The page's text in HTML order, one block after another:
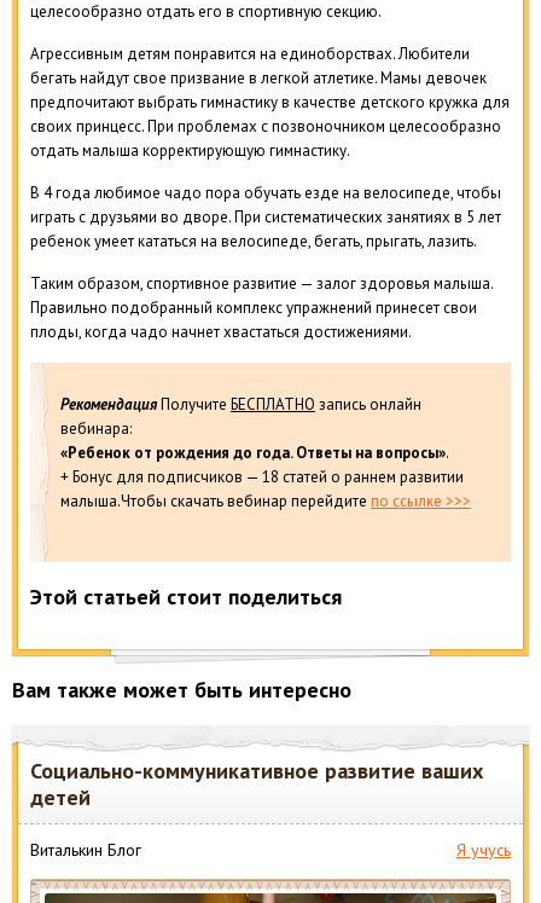
целесообразно отдать его в спортивную секцию.
Агрессивным детям понравится на единоборствах. Любители
бегать найдут свое призвание в легкой атлетике. Мамы девочек
предпочитают выбрать гимнастику в качестве детского кружка для
своих принцесс. При проблемах с позвоночником целесообразно
отдать малыша корректирующую гимнастику.
В 4 года любимое чадо пора обучать езде на велосипеде, чтобы
играть с друзьями во дворе. При систематических занятиях в 5 лет
ребенок умеет кататься на велосипеде, бегать, прыгать, лазить.
Таким образом, спортивное развитие — залог здоровья малыша.
Правильно подобранный комплекс упражнений принесет свои
плоды, когда чадо начнет хвастаться достижениями.
РекомендацияПолучите БЕСПЛАТНО запись онлайн
вебинара:
«Ребенок от рождения до года. Ответы на вопросы».
+ Бонус для подписчиков — 18 статей о раннем развитии
малыша.Чтобы скачать вебинар перейдите по ссылке >>>
Этой статьей стоит поделиться
Вам также может быть интересно
Социально-коммуникативное развитие ваших
детей
Виталькин Блог Я учусь